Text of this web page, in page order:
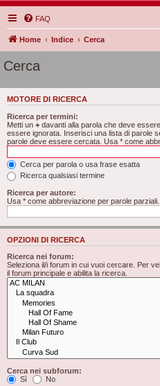
FAQ
Home Indice Cerca
Cerca
MOTORE DI RICERCA
Ricerca per termini:
Metti un + davanti alla parola che deve
essere ignorata. Inserisci una lista di parole
parole deve essere cercata. Usa * come
Cerca per parola o usa frase esatta
Ricerca qualsiasi termine
Ricerca per autore:
Usa * come abbreviazione per parole parziali.
OPZIONI DI RICERCA
Ricerca nei forum:
Seleziona il/i forum in cui vuoi cercare. Per
il forum principale e abilita la ricerca.
Cerca nei subforum:
Sì
No